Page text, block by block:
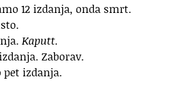
12 izdanja, onda smrt.
Kaputt.
Zaborav.
pet izdanja.